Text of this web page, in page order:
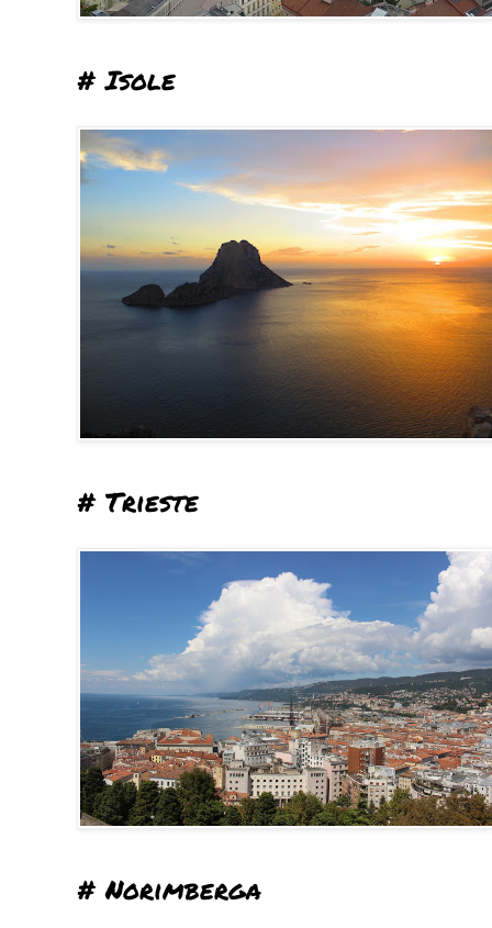
# Isole
# Trieste
# Norimberga